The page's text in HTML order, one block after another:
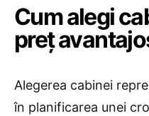
Cum alegi
preț
Alegerea cabinei
în planificarea unei